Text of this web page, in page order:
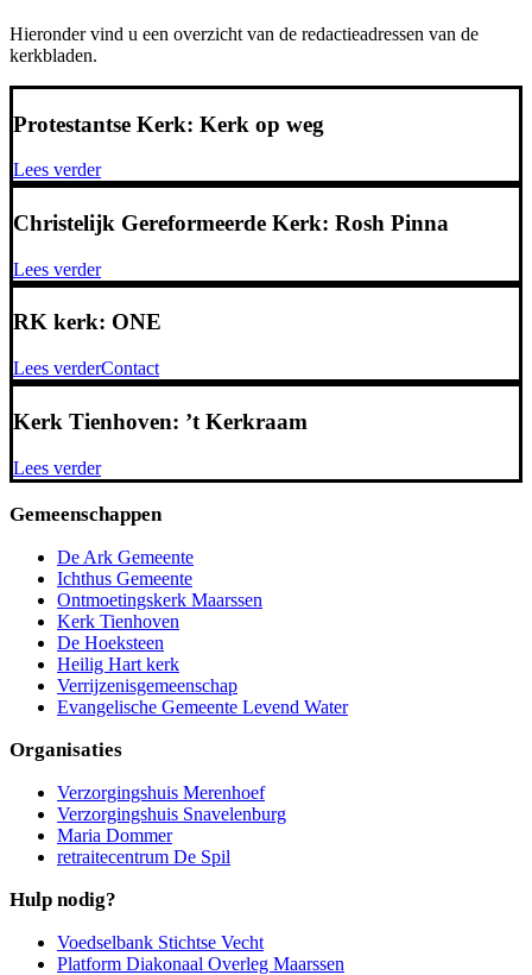
Hieronder vind u een overzicht van de redactieadressen van de
kerkbladen.
Protestantse Kerk: Kerk op weg
Lees verder
Christelijk Gereformeerde Kerk: Rosh Pinna
Lees verder
RK kerk: ONE
Lees verderContact
Kerk Tienhoven: ’t Kerkraam
Lees verder
Gemeenschappen
De Ark Gemeente
Ichthus Gemeente
Ontmoetingskerk Maarssen
Kerk Tienhoven
De Hoeksteen
Heilig Hart kerk
Verrijzenisgemeenschap
Evangelische Gemeente Levend Water
Organisaties
Verzorgingshuis Merenhoef
Verzorgingshuis Snavelenburg
Maria Dommer
retraitecentrum De Spil
Hulp nodig?
Voedselbank Stichtse Vecht
Platform Diakonaal Overleg Maarssen